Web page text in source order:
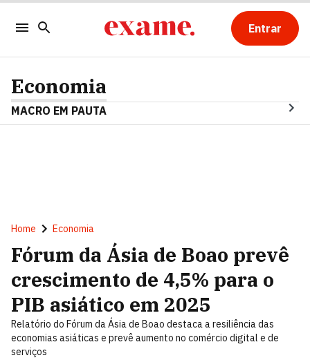
Entrar
Economia
MACRO EM PAUTA
Home Economia
Fórum da Ásia de Boao prevê
crescimento de 4,5% para o
PIB asiático em 2025
Relatório do Fórum da Ásia de Boao destaca a resiliência das
economias asiáticas e prevê aumento no comércio digital e de
serviços